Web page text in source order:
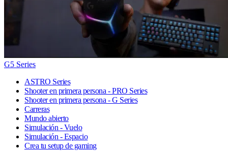
G5 Series
ASTRO Series
Shooter en primera persona - PRO Series
Shooter en primera persona - G Series
Carreras
Mundo abierto
Simulación - Vuelo
Simulación - Espacio
Crea tu setup de gaming